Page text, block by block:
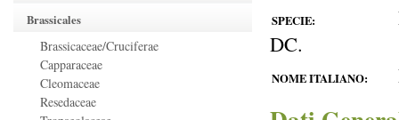
Brassicales
Brassicaceae/Cruciferae
Capparaceae
Cleomaceae
Resedaceae
SPECIE:
DC.
NOME ITALIANO: